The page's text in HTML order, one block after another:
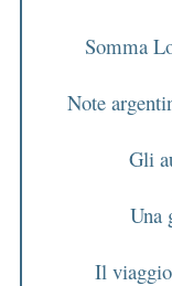
Somma
Note
Gli
Una
Il